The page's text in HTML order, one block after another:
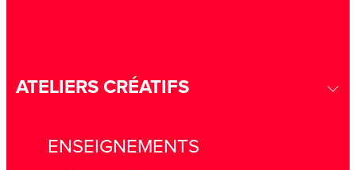
ATELIERS CRÉATIFS
ENSEIGNEMENTS